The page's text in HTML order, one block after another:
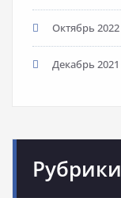
Октябрь 2022
Декабрь 2021
Рубрики